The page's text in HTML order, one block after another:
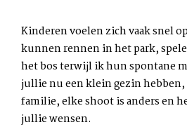
Kinderen voelen zich vaak snel
kunnen rennen in het park,
het bos terwijl ik hun spontane
jullie nu een klein gezin
familie, elke shoot is anders en
jullie wensen.